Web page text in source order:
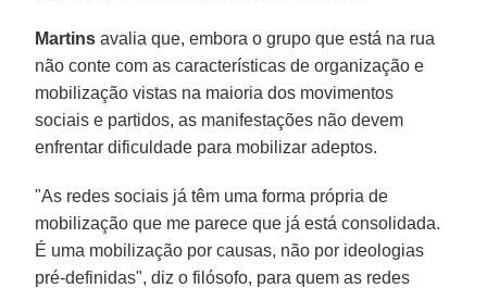
Martins avalia que, embora o grupo que está na rua
não conte com as características de organização e
mobilização vistas na maioria dos movimentos
sociais e partidos, as manifestações não devem
enfrentar dificuldade para mobilizar adeptos.
"As redes sociais já têm uma forma própria de
mobilização que me parece que já está consolidada.
É uma mobilização por causas, não por ideologias
pré-definidas", diz o filósofo, para quem as redes